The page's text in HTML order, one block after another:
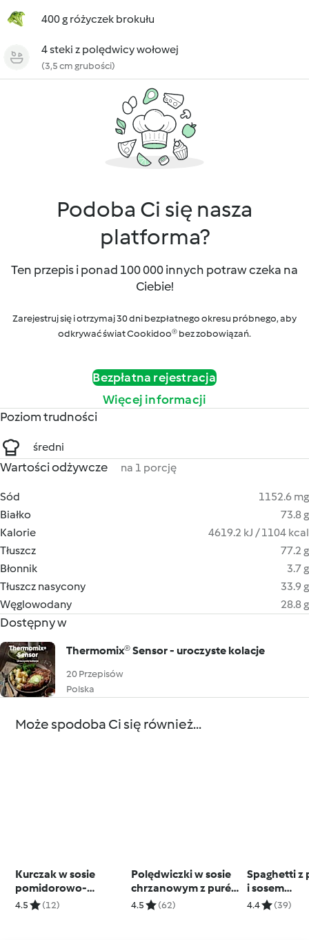
400 g różyczek brokułu
4 steki z polędwicy wołowej
(3,5 cm grubości)
Podoba Ci się nasza
platforma?
Ten przepis i ponad 100 000 innych potraw czeka na
Ciebie!
Zarejestruj się i otrzymaj 30 dni bezpłatnego okresu próbnego, aby
odkrywać świat Cookidoo® bez zobowiązań.
Bezpłatna rejestracja
Więcej informacji
Poziom trudności
średni
Wartości odżywcze na 1 porcję
Sód
1152.6 mg
Białko
73.8 g
Kalorie
4619.2 kJ / 1104 kcal
Tłuszcz
77.2 g
Błonnik
3.7 g
Tłuszcz nasycony
33.9 g
Węglowodany
28.8 g
Dostępny w
Thermomix® Sensor - uroczyste kolacje
20 Przepisów
Polska
Może spodoba Ci się również...
Kurczak w sosie
pomidorowo-
cebulowym
4.5 (12)
Polędwiczki w sosie
chrzanowym z purée
ziemniaczanym i
4.5 (62)
Spaghetti z
i sosem
4.4 (39)